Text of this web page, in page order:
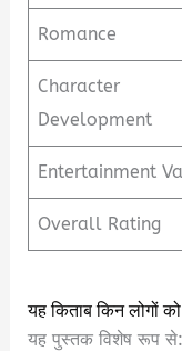
Romance
Character
Development
Entertainment
Overall Rating
यह किताब किन लोगों
यह पुस्तक विशेष रूप से: